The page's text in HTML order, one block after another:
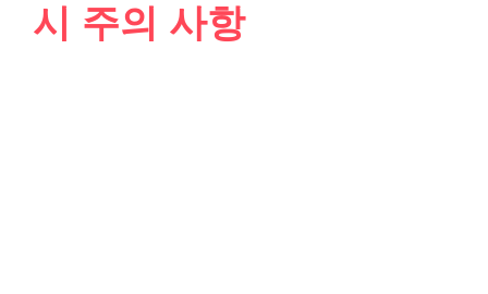
시 주의 사항